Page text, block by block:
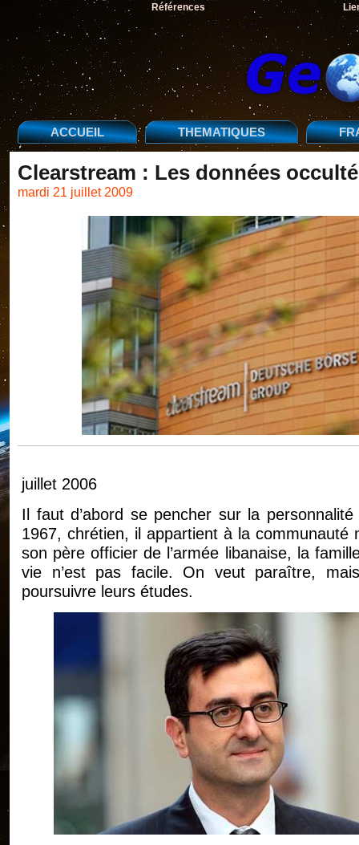
Références
ACCUEIL THEMATIQUES
Clearstream : Les données
mardi 21 juillet 2009
juillet 2006
Il faut d’abord se pencher sur la
1967, chrétien, il appartient à la communauté
son père officier de l’armée libanaise, la
vie n’est pas facile. On veut paraître,
poursuivre leurs études.